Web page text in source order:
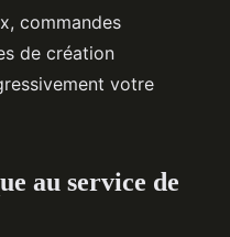
commandes
de création
votre
au service de